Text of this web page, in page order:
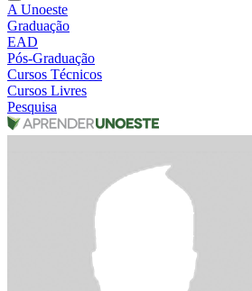
A Unoeste
Graduação
EAD
Pós-Graduação
Cursos Técnicos
Cursos Livres
Pesquisa